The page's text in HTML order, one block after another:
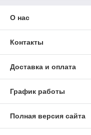
О нас
Контакты
Доставка и оплата
График работы
Полная версия сайта